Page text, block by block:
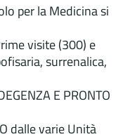
per la Medicina si
visite (300) e
surrenalica,
E PRONTO
dalle varie Unità